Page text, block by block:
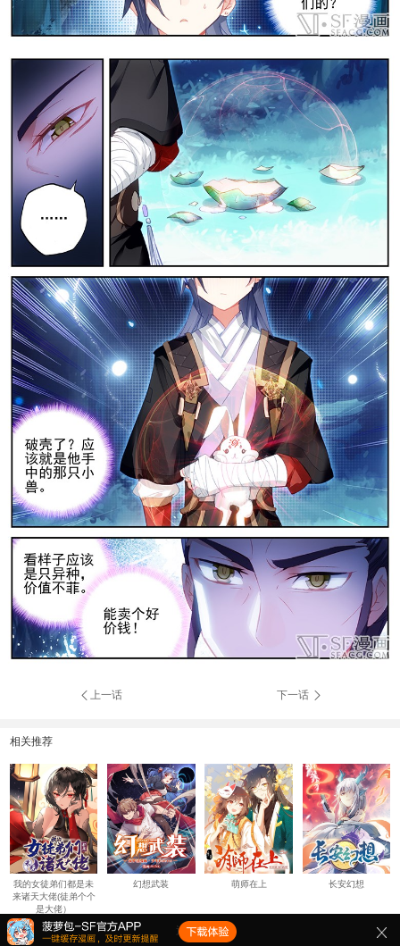
上一话 下一话
相关推荐
我的女徒弟们都是未
来诸天大佬(徒弟个个
是大佬）
幻想武装 萌师在上 长安幻想
返回顶部↑